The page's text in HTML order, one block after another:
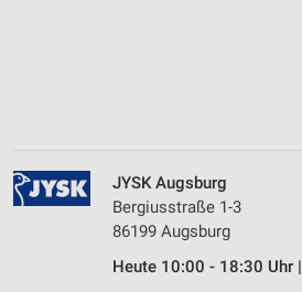
JYSK Augsburg
Bergiusstraße 1-3
86199 Augsburg
Heute 10:00 - 18:30 Uhr |